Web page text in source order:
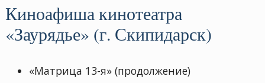
Киноафиша кинотеатра
«Заурядье» (г. Скипидарск)
«Матрица 13-я» (продолжение)